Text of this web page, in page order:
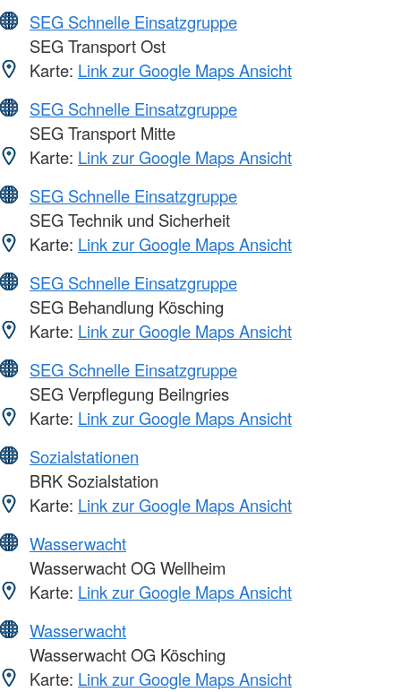
SEG Schnelle Einsatzgruppe
SEG Transport Ost
Karte: Link zur Google Maps Ansicht
SEG Schnelle Einsatzgruppe
SEG Transport Mitte
Karte: Link zur Google Maps Ansicht
SEG Schnelle Einsatzgruppe
SEG Technik und Sicherheit
Karte: Link zur Google Maps Ansicht
SEG Schnelle Einsatzgruppe
SEG Behandlung Kösching
Karte: Link zur Google Maps Ansicht
SEG Schnelle Einsatzgruppe
SEG Verpflegung Beilngries
Karte: Link zur Google Maps Ansicht
Sozialstationen
BRK Sozialstation
Karte: Link zur Google Maps Ansicht
Wasserwacht
Wasserwacht OG Wellheim
Karte: Link zur Google Maps Ansicht
Wasserwacht
Wasserwacht OG Kösching
Karte: Link zur Google Maps Ansicht